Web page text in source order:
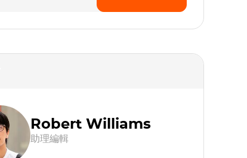
Robert Williams
助理編輯